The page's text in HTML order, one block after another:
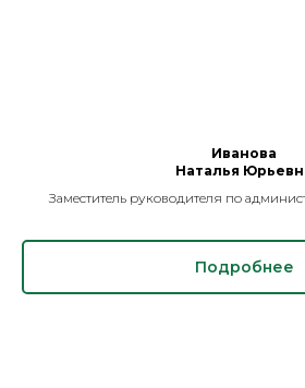
Иванова
Наталья
Заместитель руководителя по
Подробнее